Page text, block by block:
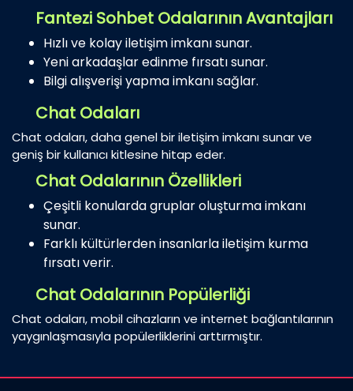
Fantezi Sohbet Odalarının Avantajları
Hızlı ve kolay iletişim imkanı sunar.
Yeni arkadaşlar edinme fırsatı sunar.
Bilgi alışverişi yapma imkanı sağlar.
Chat Odaları
Chat odaları, daha genel bir iletişim imkanı sunar ve
geniş bir kullanıcı kitlesine hitap eder.
Chat Odalarının Özellikleri
Çeşitli konularda gruplar oluşturma imkanı
sunar.
Farklı kültürlerden insanlarla iletişim kurma
fırsatı verir.
Chat Odalarının Popülerliği
Chat odaları, mobil cihazların ve internet bağlantılarının
yaygınlaşmasıyla popülerliklerini arttırmıştır.